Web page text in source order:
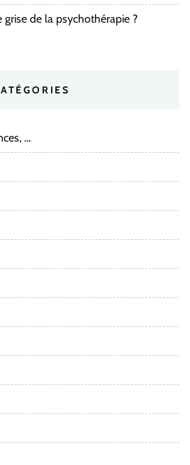
grise de la psychothérapie ?
…